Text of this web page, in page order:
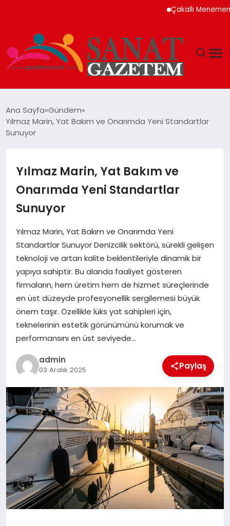
Çakallı Menemeni
TEKNOLOJI
YAŞAM
EKONOMI
SAĞLIK
DÜNYA
EĞITIM
Ana Sayfa Gündem
Yılmaz Marin, Yat Bakım ve Onarımda Yeni Standartlar
Sunuyor
Yılmaz Marin, Yat Bakım ve
Onarımda Yeni Standartlar
Sunuyor
Yılmaz Marin, Yat Bakım ve Onarımda Yeni
Standartlar Sunuyor Denizcilik sektörü, sürekli gelişen
teknoloji ve artan kalite beklentileriyle dinamik bir
yapıya sahiptir. Bu alanda faaliyet gösteren
firmaların, hem üretim hem de hizmet süreçlerinde
en üst düzeyde profesyonellik sergilemesi büyük
önem taşır. Özellikle lüks yat sahipleri için,
teknelerinin estetik görünümünü korumak ve
performansını en üst seviyede…
admin
03 Aralık 2025 Paylaş